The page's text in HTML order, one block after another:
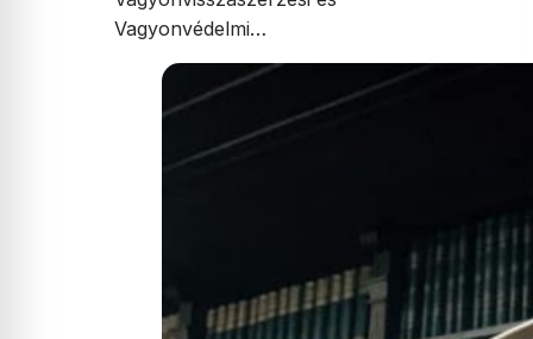
Vagyonvédelmi…